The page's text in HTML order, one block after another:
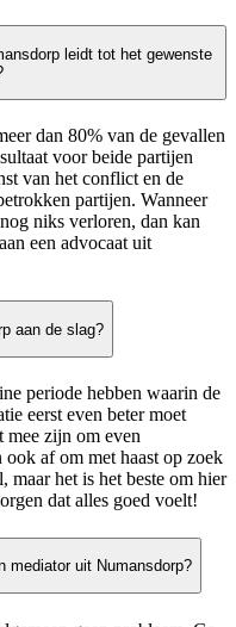
leidt tot het gewenste
dan 80% van de gevallen
voor beide partijen
van het conflict en de
partijen. Wanneer
niks verloren, dan kan
een advocaat uit
aan de slag?
periode hebben waarin de
eerst even beter moet
mee zijn om even
af om met haast op zoek
maar het is het beste om hier
dat alles goed voelt!
mediator uit Numansdorp?